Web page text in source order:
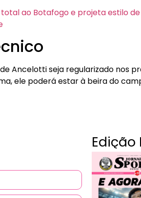
ao Botafogo e projeta estilo
Ancelotti seja regularizado nos
ele poderá estar à beira do
Edição